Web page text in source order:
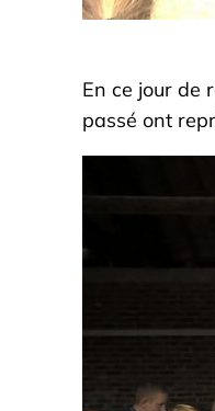
En ce jour de
passé ont